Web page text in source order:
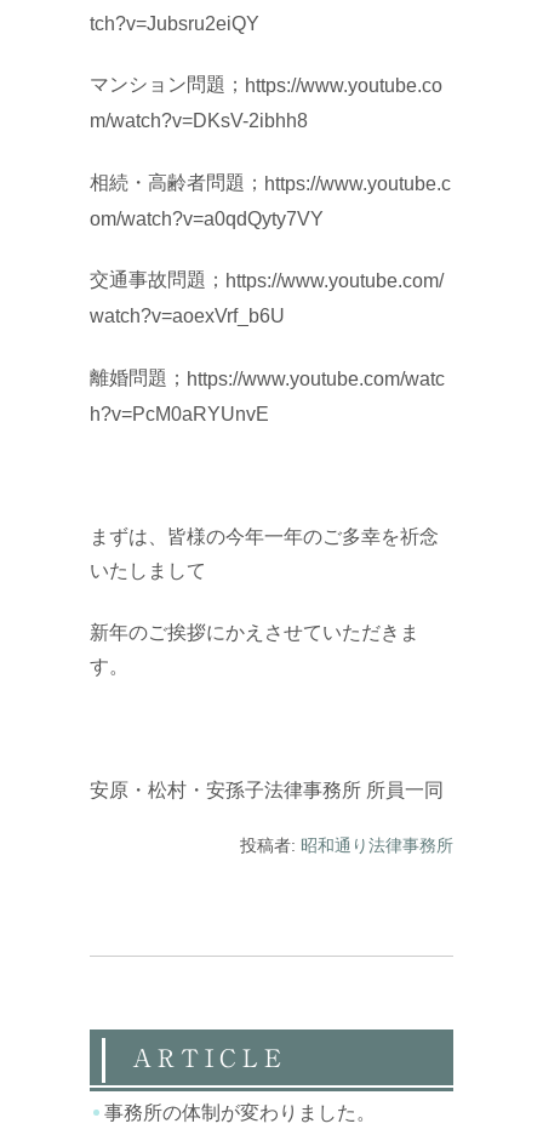
tch?v=Jubsru2eiQY
マンション問題； https://www.youtube.co
m/watch?v=DKsV-2ibhh8
相続・高齢者問題； https://www.youtube.c
om/watch?v=a0qdQyty7VY
交通事故問題； https://www.youtube.com/
watch?v=aoexVrf_b6U
離婚問題； https://www.youtube.com/watc
h?v=PcM0aRYUnvE
まずは、皆様の今年一年のご多幸を祈念
いたしまして
新年のご挨拶にかえさせていただきま
す。
安原・松村・安孫子法律事務所 所員一同
投稿者: 昭和通り法律事務所
ARTICLE
事務所の体制が変わりました。